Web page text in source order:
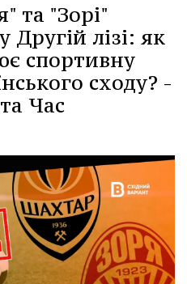
та "Зорі"
Другій лізі: як
спортивну
сходу? -
Час